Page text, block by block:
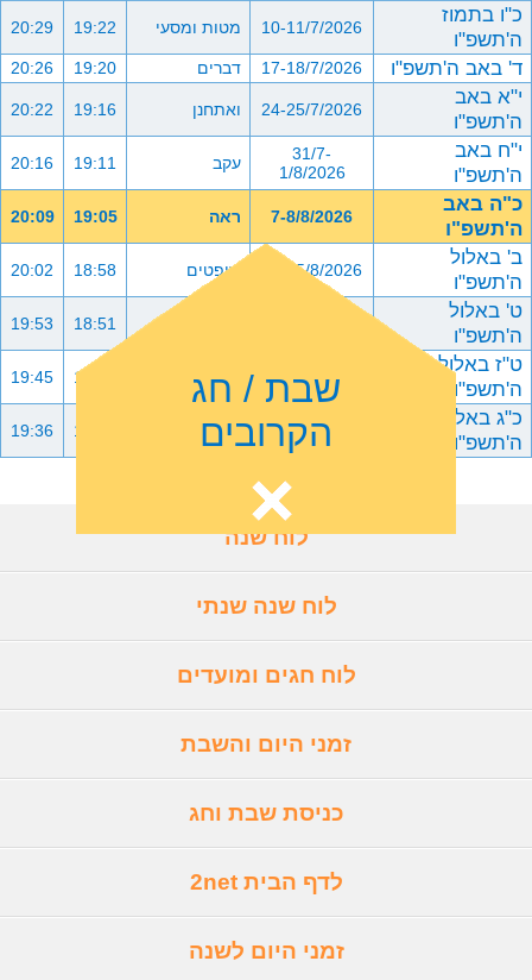
כ"ו בתמוז
ה'תשפ"ו
10-11/7/2026 מטות ומסעי 19:22
20:29
ד' באב ה'תשפ"ו 17-18/7/2026 דברים 19:20
20:26
י"א באב
ה'תשפ"ו
24-25/7/2026 ואתחנן 19:16
20:22
י"ח באב
ה'תשפ"ו
31/7-
1/8/2026
עקב 19:11
20:16
כ"ה באב
ה'תשפ"ו
7-8/8/2026 ראה 19:05
20:09
ב' באלול
ה'תשפ"ו
14-15/8/2026 שופטים 18:58
20:02
ט' באלול
ה'תשפ"ו
18:51
19:53
ט"ז באלול
ה'תשפ"ו
28-29/8/2026 כי תבוא 18:42
19:45
כ"ג באלול
ה'תשפ"ו
4-5/9/2026 ניצבים וילך 18:33
19:36
שבת / חג
הקרובים
לוח שנה
לוח שנה שנתי
לוח חגים ומועדים
זמני היום והשבת
כניסת שבת וחג
לדף הבית 2net
זמני היום לשנה